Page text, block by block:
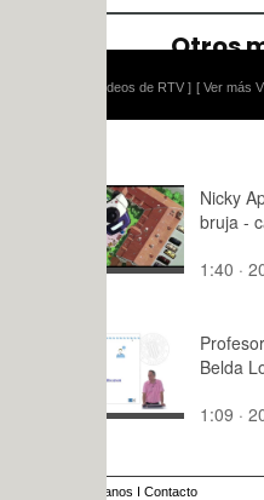
[ Ver más Vídeos didácticos ]
Nicky Aprendiz de
bruja - caída dirigible
1:40 · 2021
Profesor Juan Manuel
Belda Lois
1:09 · 2010